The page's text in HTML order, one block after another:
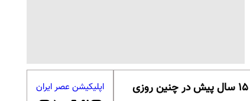
۱۵ سال پیش در چنین روزی اپلیکیشن عصر ایران